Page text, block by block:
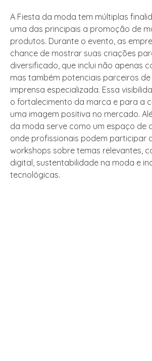
A Fiesta da moda tem múltiplas
uma das principais a promoção de
produtos. Durante o evento, as
chance de mostrar suas criações
diversificado, que inclui não apenas
mas também potenciais parceiros
imprensa especializada. Essa
o fortalecimento da marca e para a
uma imagem positiva no mercado.
da moda serve como um espaço de
onde profissionais podem participar
workshops sobre temas relevantes,
digital, sustentabilidade na moda e
tecnológicas.